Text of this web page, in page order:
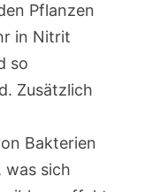
Pflanzen
in Nitrit
so
Zusätzlich
Bakterien
was sich